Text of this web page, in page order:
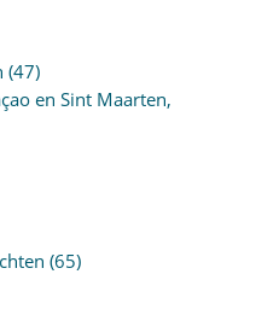
(47)
en Sint Maarten,
(65)